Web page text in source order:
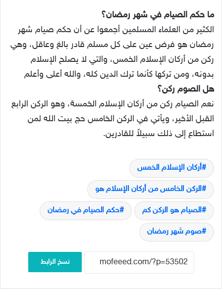
ما حكم الصيام في شهر رمضان؟
الكثير من العلماء المسلمين أجمعوا عن أن حكم صيام شهر
رمضان هو فرض عين على كل مسلم قادر بالغ وعاقل، وهي
ركن من أركان الإسلام الخمس، والتي لا يصلح الإسلام
بدونه، ومن تركها كأنما ترك الدين كله، والله أعلى وأعلم
هل الصوم ركن؟
نعم الصيام ركن من أركان الإسلام الخمسة، وهو الركن الرابع
القبل الأخير، ويأتي في الركن الخامس حج بيت الله لمن
استطاع إلى ذلك سبيلاً للقادرين.
أركان الإسلام الخمس
الركن الخامس من أركان الإسلام هو
الصيام هو الركن كم حكم الصيام في رمضان
صوم شهر رمضان
نسخ الرابط